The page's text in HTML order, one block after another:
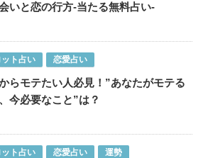
いと恋の行方-当たる無料占い-
ット占い 恋愛占い
らモテたい人必見！”あなたがモテる
今必要なこと”は？
ット占い 恋愛占い 運勢